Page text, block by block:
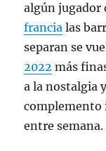
algún jugador
francia las
separan se
2022 más
a la nostalgia
complemento
entre semana.